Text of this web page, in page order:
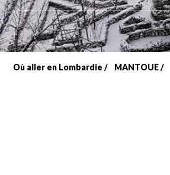
Où aller en Lombardie MANTOUE